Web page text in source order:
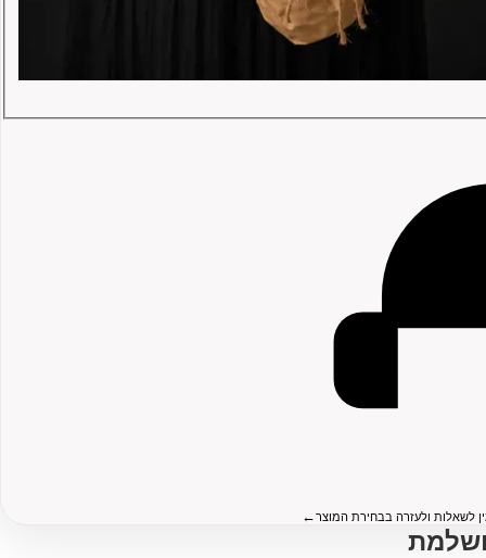
לשאלות ולעזרה בבחירת המוצר←